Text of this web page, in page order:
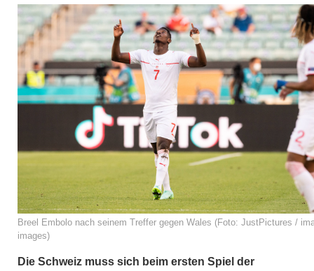
Breel Embolo nach seinem Treffer gegen Wales (Foto: JustPictures /
images)
Die Schweiz muss sich beim ersten Spiel der